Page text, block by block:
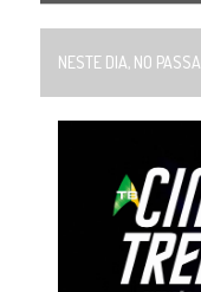
NESTE DIA, NO